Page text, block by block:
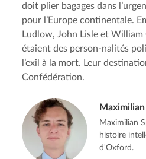
doit plier bagages dans
pour l’Europe continentale.
Ludlow, John Lisle et William
étaient des person-nalités
l’exil à la mort. Leur
Confédération.
Maximilian
histoire
d'Oxford.